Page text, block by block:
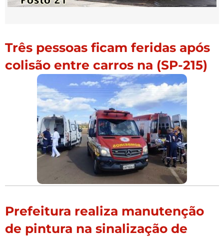
Três pessoas ficam feridas após
colisão entre carros na (SP-215)
Prefeitura realiza manutenção
de pintura na sinalização de